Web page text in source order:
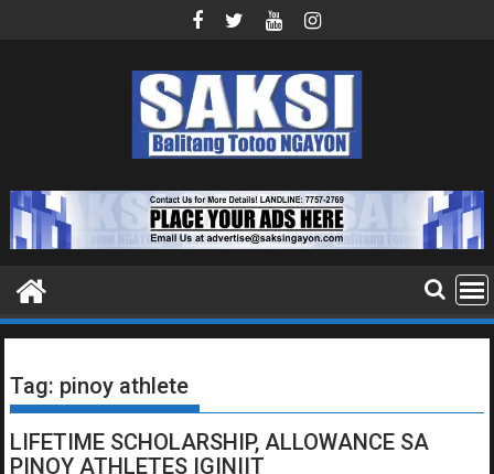
Tag: pinoy athlete
LIFETIME SCHOLARSHIP, ALLOWANCE SA
PINOY ATHLETES IGINIIT